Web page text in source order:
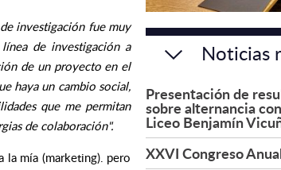
investigación fue muy
de investigación a
de un proyecto en el
haya un cambio social,
que me permitan
de colaboración".
la mía (marketing). pero
Noticias
Presentación de
sobre alternancia
Liceo Benjamín
XXVI Congreso